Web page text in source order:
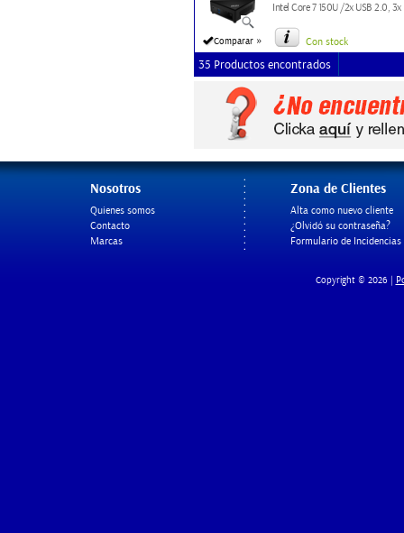
Comparar »
Intel Core 7 150U /2x USB 2.0,
Con stock
35 Productos encontrados
Nosotros
Quienes somos
Contacto
Marcas
Zona de Clientes
Alta como nuevo cliente
¿Olvidó su contraseña?
Formulario de Incidencias
Copyright © 2026 |